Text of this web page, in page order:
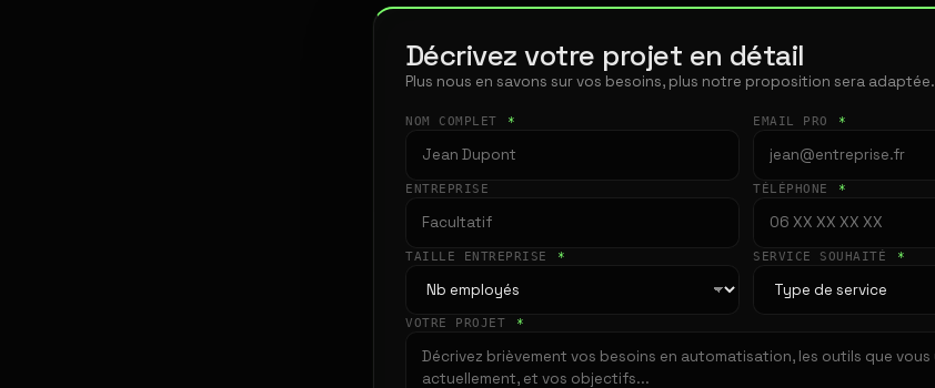
Décrivez votre projet en détail
Plus nous en savons sur vos besoins, plus notre proposition sera adaptée.
NOM COMPLET * EMAIL PRO *
ENTREPRISE TÉLÉPHONE *
TAILLE ENTREPRISE * SERVICE SOUHAITÉ *
VOTRE PROJET *